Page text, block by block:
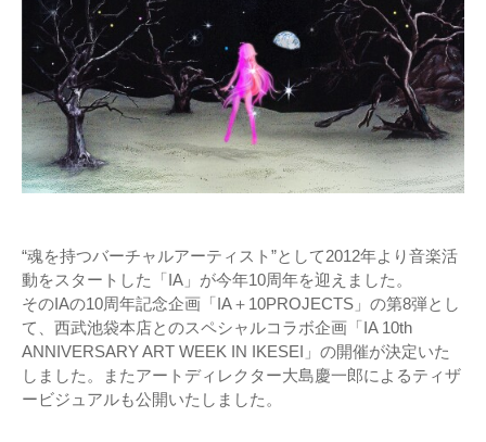
“魂を持つバーチャルアーティスト”として2012年より音楽活
動をスタートした「IA」が今年10周年を迎えました。
そのIAの10周年記念企画「IA＋10PROJECTS」の第8弾とし
て、西武池袋本店とのスペシャルコラボ企画「IA 10th
ANNIVERSARY ART WEEK IN IKESEI」の開催が決定いた
しました。またアートディレクター大島慶一郎によるティザ
ービジュアルも公開いたしました。